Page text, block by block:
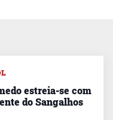
estreia-se com
do Sangalhos